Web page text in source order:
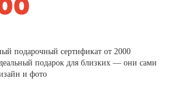
подарочный сертификат от 2000
подарок для близких — они сами
и фото